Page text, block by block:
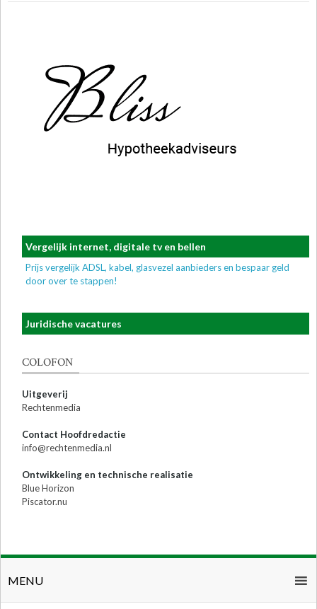
Vergelijk internet, digitale tv en bellen
Prijs vergelijk ADSL, kabel, glasvezel aanbieders en bespaar geld
door over te stappen!
Juridische vacatures
COLOFON
Uitgeverij
Rechtenmedia
Contact Hoofdredactie
info@rechtenmedia.nl
Ontwikkeling en technische realisatie
Blue Horizon
Piscator.nu
MENU